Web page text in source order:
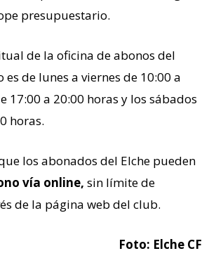
presupuestario.
de la oficina de abonos del
es de lunes a viernes de 10:00 a
17:00 a 20:00 horas y los sábados
horas.
los abonados del Elche pueden
vía online, sin límite de
de la página web del club.
Foto: Elche CF